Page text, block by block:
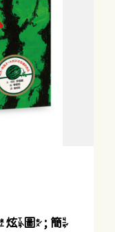
炫圖 ; 簡